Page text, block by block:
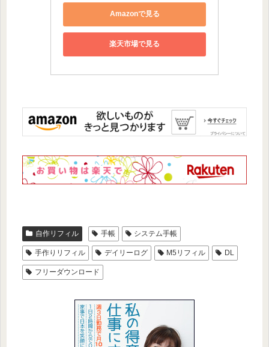
Amazonで見る
楽天市場で見る
自作リフィル 手帳 システム手帳
手作りリフィル デイリーログ M5リフィル DL
フリーダウンロード